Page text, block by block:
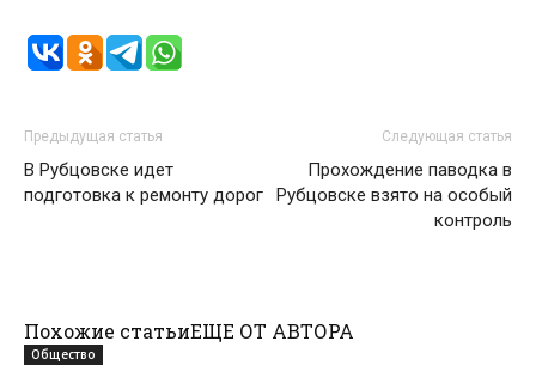
Предыдущая статья
В Рубцовске идет
подготовка к ремонту дорог
Следующая статья
Прохождение паводка в
Рубцовске взято на особый
контроль
Похожие статьиЕЩЕ ОТ АВТОРА
Общество